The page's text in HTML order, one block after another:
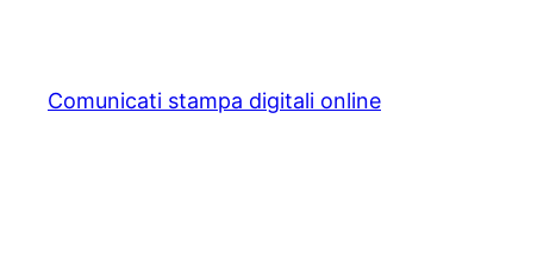
content
Comunicati stampa digitali online